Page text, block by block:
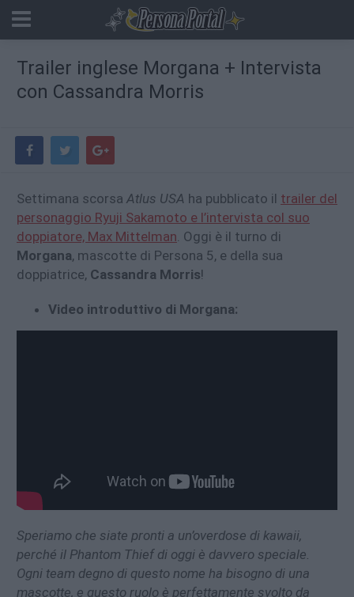
Trailer inglese Morgana + Intervista
con Cassandra Morris
Settimana scorsa Atlus USA ha pubblicato il trailer del
personaggio Ryuji Sakamoto e l’intervista col suo
doppiatore, Max Mittelman. Oggi è il turno di
Morgana, mascotte di Persona 5, e della sua
doppiatrice, Cassandra Morris!
Video introduttivo di Morgana:
Speriamo che siate pronti a un’overdose di kawaii,
perché il Phantom Thief di oggi è davvero speciale.
Ogni team degno di questo nome ha bisogno di una
mascotte, e questo ruolo è perfettamente svolto da